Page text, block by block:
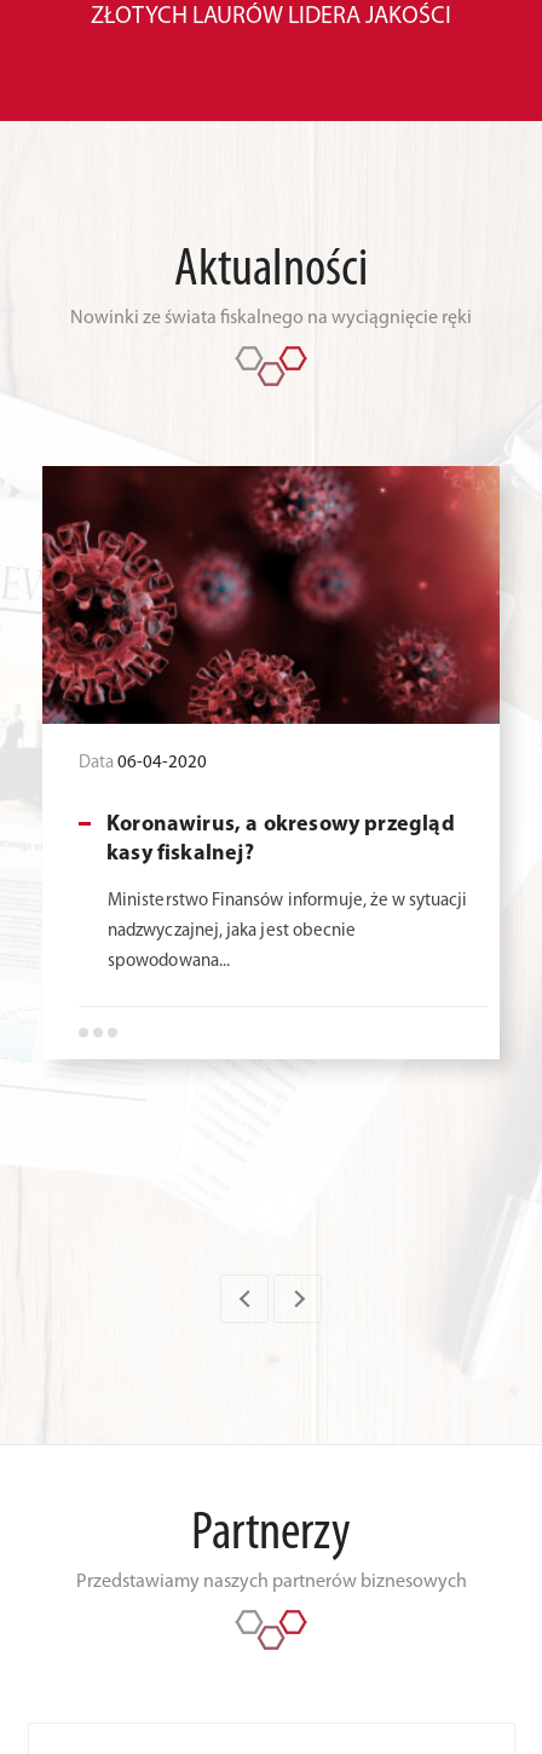
ZŁOTYCH LAURÓW LIDERA JAKOŚCI
Aktualności
Nowinki ze świata fiskalnego na wyciągnięcie ręki
Data 06-04-2020
Koronawirus, a okresowy przegląd
kasy fiskalnej?
Ministerstwo Finansów informuje, że w sytuacji
nadzwyczajnej, jaka jest obecnie
spowodowana...
Partnerzy
Przedstawiamy naszych partnerów biznesowych